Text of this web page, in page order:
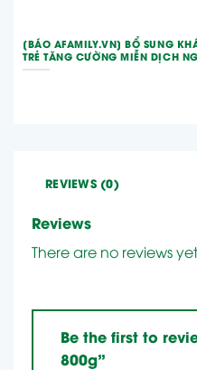
[BÁO AFAMILY.VN] BỔ SUNG
TRẺ TĂNG CƯỜNG MIỄN DỊCH
REVIEWS (0)
Reviews
There are no reviews
Be the first to
800g”